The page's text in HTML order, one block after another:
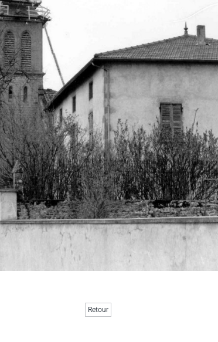
Retour